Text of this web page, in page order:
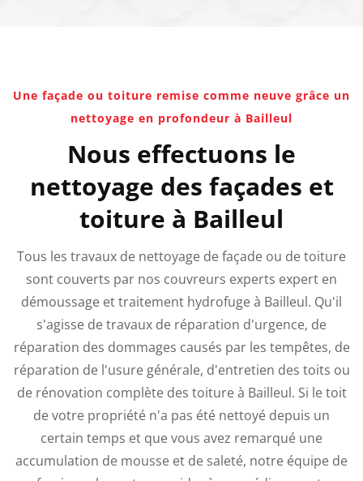
Une façade ou toiture remise comme neuve grâce un
nettoyage en profondeur à Bailleul
Nous effectuons le
nettoyage des façades et
toiture à Bailleul
Tous les travaux de nettoyage de façade ou de toiture
sont couverts par nos couvreurs experts expert en
démoussage et traitement hydrofuge à Bailleul. Qu'il
s'agisse de travaux de réparation d'urgence, de
réparation des dommages causés par les tempêtes, de
réparation de l'usure générale, d'entretien des toits ou
de rénovation complète des toiture à Bailleul. Si le toit
de votre propriété n'a pas été nettoyé depuis un
certain temps et que vous avez remarqué une
accumulation de mousse et de saleté, notre équipe de